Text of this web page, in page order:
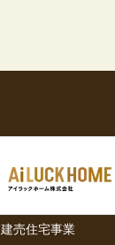
売住宅事業